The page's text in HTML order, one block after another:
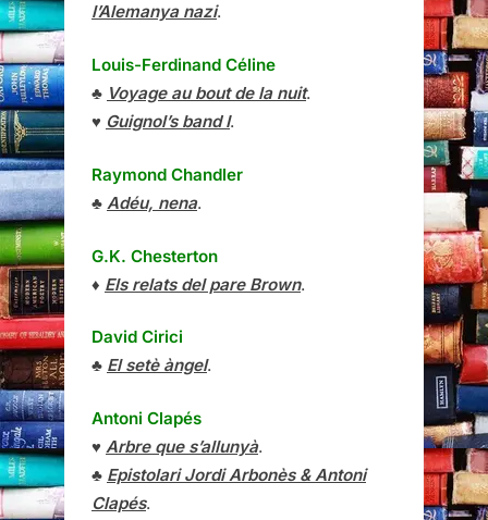
l’Alemanya nazi.
Louis-Ferdinand Céline
♣ Voyage au bout de la nuit.
♥ Guignol’s band I.
Raymond Chandler
♣ Adéu, nena.
G.K. Chesterton
♦ Els relats del pare Brown.
David Cirici
♣ El setè àngel.
Antoni Clapés
♥ Arbre que s’allunyà.
♣ Epistolari Jordi Arbonès & Antoni
Clapés.